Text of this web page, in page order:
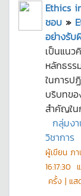
Ethics
ชอบ »
อย่างรับ
เป็นแนว
หลักธรร
ในการป
บริบทข
สำคัญใน
กลุ่มง
วิชาการ
ผู้เขียน ภ
16:17:30
ครั้ง | แส